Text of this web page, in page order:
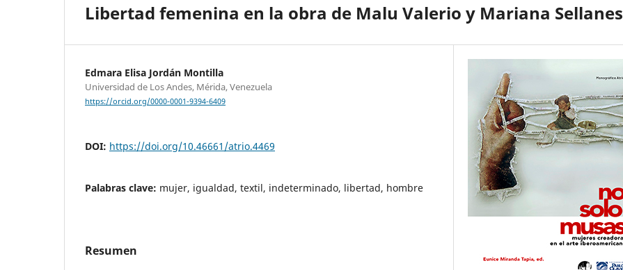
Libertad femenina en la obra de Malu Valerio y Mariana Sellanes
Edmara Elisa Jordán Montilla
Universidad de Los Andes, Mérida, Venezuela
https://orcid.org/0000-0001-9394-6409
DOI: https://doi.org/10.46661/atrio.4469
Palabras clave: mujer, igualdad, textil, indeterminado, libertad, hombre
Resumen